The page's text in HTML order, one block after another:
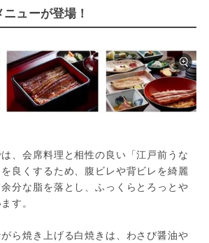
ューが登場！
、会席料理と相性の良い「江戸前うな
良くするため、腹ビレや背ビレを綺麗
分な脂を落とし、ふっくらとろっとや
す。
ら焼き上げる白焼きは、わさび醤油や